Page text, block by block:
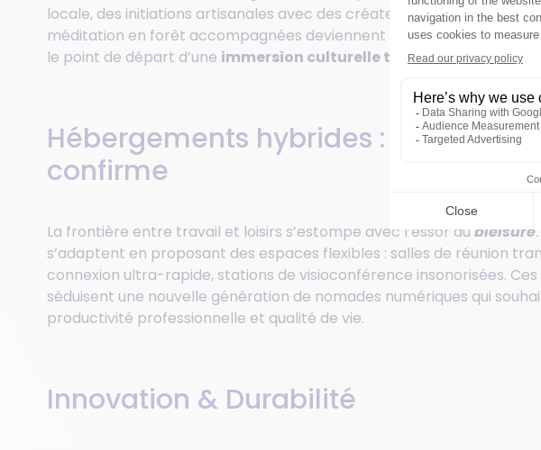
locale, des initiations artisanales avec des créateurs du territoire, ou
méditation en forêt accompagnées deviennent des
le point de départ d’une immersion culturelle totale,où chaque
Hébergements hybrides : une
confirme
La frontière entre travail et loisirs s’estompe avec l’essor du bleisure
s’adaptent en proposant des espaces flexibles : salles de réunion
connexion ultra-rapide, stations de visioconférence insonorisées.
séduisent une nouvelle génération de nomades numériques qui
productivité professionnelle et qualité de vie.
Innovation & Durabilité